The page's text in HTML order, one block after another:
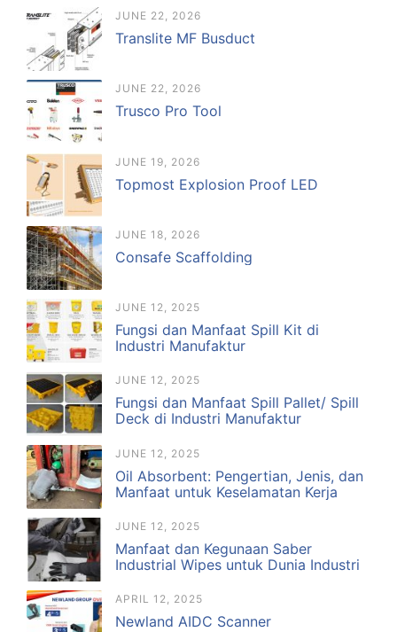
JUNE 22, 2026
Translite MF Busduct
JUNE 22, 2026
Trusco Pro Tool
JUNE 19, 2026
Topmost Explosion Proof LED
JUNE 18, 2026
Consafe Scaffolding
JUNE 12, 2025
Fungsi dan Manfaat Spill Kit di
Industri Manufaktur
JUNE 12, 2025
Fungsi dan Manfaat Spill Pallet/ Spill
Deck di Industri Manufaktur
JUNE 12, 2025
Oil Absorbent: Pengertian, Jenis, dan
Manfaat untuk Keselamatan Kerja
JUNE 12, 2025
Manfaat dan Kegunaan Saber
Industrial Wipes untuk Dunia Industri
APRIL 12, 2025
Newland AIDC Scanner